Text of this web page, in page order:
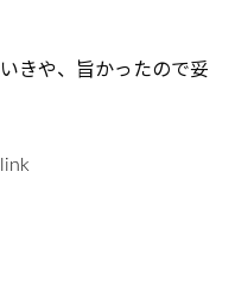
きや、旨かったので妥